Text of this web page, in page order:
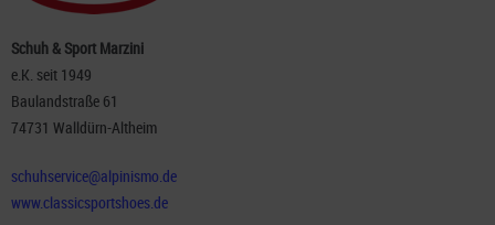
Schuh & Sport Marzini
e.K. seit 1949
Baulandstraße 61
74731 Walldürn-Altheim
schuhservice@alpinismo.de
www.classicsportshoes.de